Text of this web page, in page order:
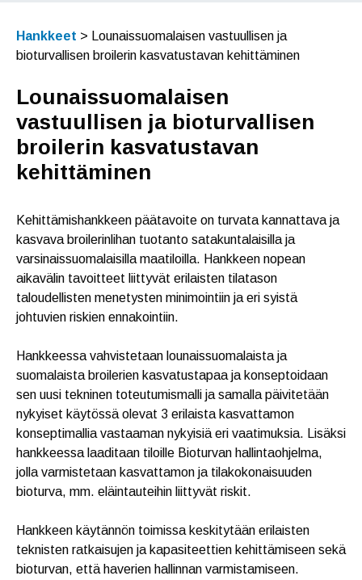
Hankkeet > Lounaissuomalaisen vastuullisen ja
bioturvallisen broilerin kasvatustavan kehittäminen
Lounaissuomalaisen
vastuullisen ja bioturvallisen
broilerin kasvatustavan
kehittäminen
Kehittämishankkeen päätavoite on turvata kannattava ja
kasvava broilerinlihan tuotanto satakuntalaisilla ja
varsinaissuomalaisilla maatiloilla. Hankkeen nopean
aikavälin tavoitteet liittyvät erilaisten tilatason
taloudellisten menetysten minimointiin ja eri syistä
johtuvien riskien ennakointiin.
Hankkeessa vahvistetaan lounaissuomalaista ja
suomalaista broilerien kasvatustapaa ja konseptoidaan
sen uusi tekninen toteutumismalli ja samalla päivitetään
nykyiset käytössä olevat 3 erilaista kasvattamon
konseptimallia vastaaman nykyisiä eri vaatimuksia. Lisäksi
hankkeessa laaditaan tiloille Bioturvan hallintaohjelma,
jolla varmistetaan kasvattamon ja tilakokonaisuuden
bioturva, mm. eläintauteihin liittyvät riskit.
Hankkeen käytännön toimissa keskitytään erilaisten
teknisten ratkaisujen ja kapasiteettien kehittämiseen sekä
bioturvan, että haverien hallinnan varmistamiseen.